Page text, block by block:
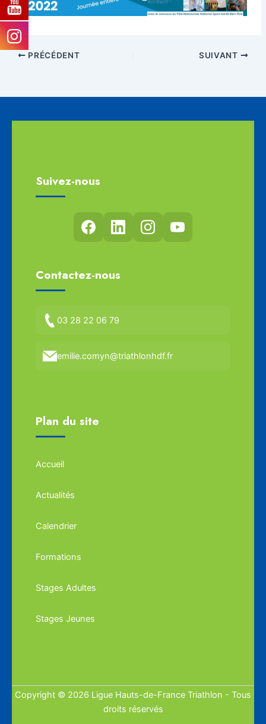
PRÉCÉDENT SUIVANT
Suivez-nous
Contactez-nous
03 28 22 06 79
emilie.comyn@triathlonhdf.fr
Plan du site
Accueil
Actualités
Calendrier
Formations
Stages Adultes
Stages Jeunes
Copyright © 2026 Ligue Hauts-de-France Triathlon - Tous
droits réservés